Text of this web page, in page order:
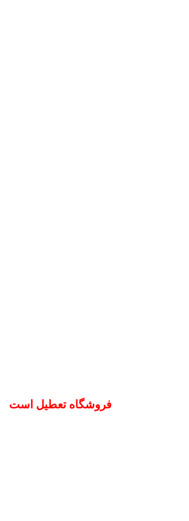
فروشگاه تعطیل است